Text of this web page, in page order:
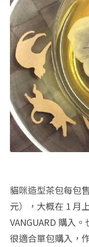
貓咪造型茶包每包
元），大概在 1 月
VANGUARD 購入
很適合單包購入，